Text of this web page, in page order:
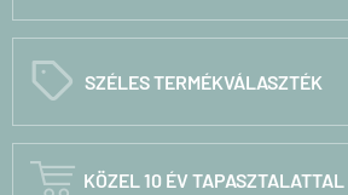
C SZÉLES TERMÉKVÁLASZTÉK
 KÖZEL 10 ÉV TAPASZTALATTAL